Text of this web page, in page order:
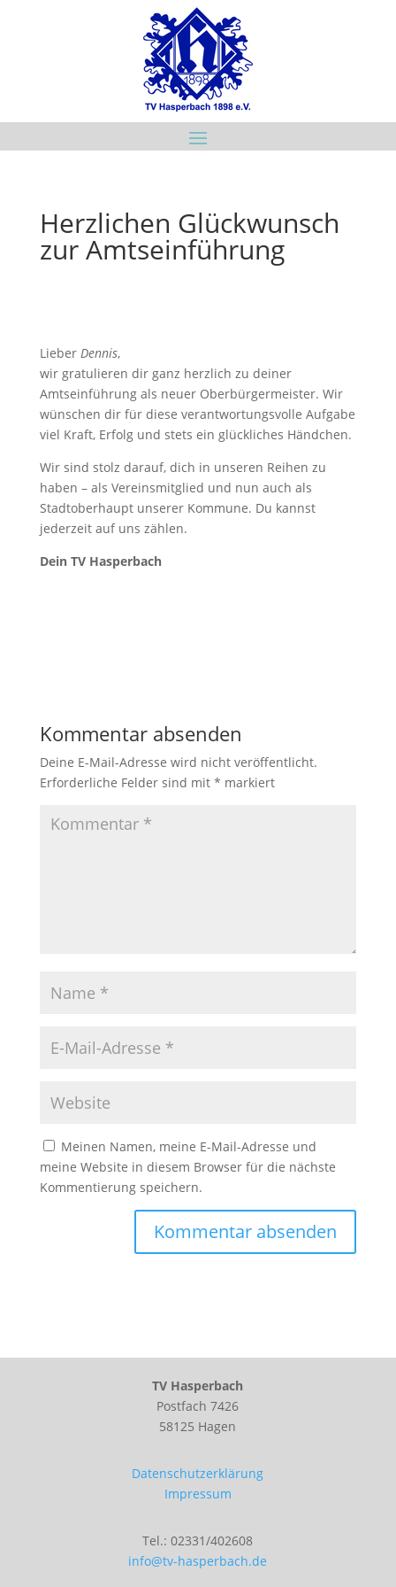
Herzlichen Glückwunsch
zur Amtseinführung
Lieber Dennis,
wir gratulieren dir ganz herzlich zu deiner
Amtseinführung als neuer Oberbürgermeister. Wir
wünschen dir für diese verantwortungsvolle Aufgabe
viel Kraft, Erfolg und stets ein glückliches Händchen.
Wir sind stolz darauf, dich in unseren Reihen zu
haben – als Vereinsmitglied und nun auch als
Stadtoberhaupt unserer Kommune. Du kannst
jederzeit auf uns zählen.
Dein TV Hasperbach
Kommentar absenden
Deine E-Mail-Adresse wird nicht veröffentlicht.
Erforderliche Felder sind mit * markiert
Meinen Namen, meine E-Mail-Adresse und
meine Website in diesem Browser für die nächste
Kommentierung speichern.
TV Hasperbach
Postfach 7426
58125 Hagen
Datenschutzerklärung
Impressum
Tel.: 02331/402608
info@tv-hasperbach.de